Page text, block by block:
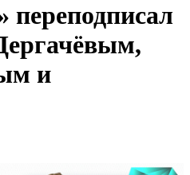
переподписал
и